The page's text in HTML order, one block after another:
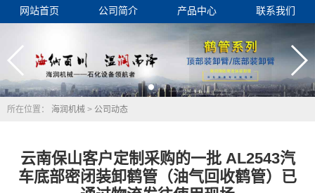
网站首页 公司简介 产品中心 联系我们
所在位置： 海润机械 > 公司动态
云南保山客户定制采购的一批 AL2543汽
车底部密闭装卸鹤管（油气回收鹤管）已